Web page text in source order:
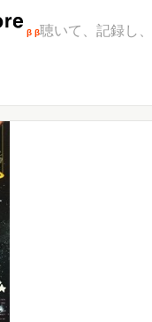
β β聴いて、記録し